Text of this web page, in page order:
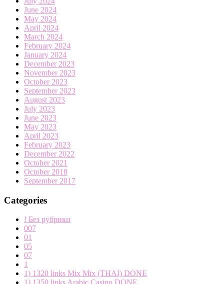
June 2024
May 2024
April 2024
March 2024
February 2024
January 2024
December 2023
November 2023
October 2023
September 2023
August 2023
July 2023
June 2023
May 2023
April 2023
February 2023
December 2022
October 2021
October 2018
September 2017
Categories
! Без рубрики
007
01
05
07
1
1) 1320 links Mix Mix (THAI) DONE